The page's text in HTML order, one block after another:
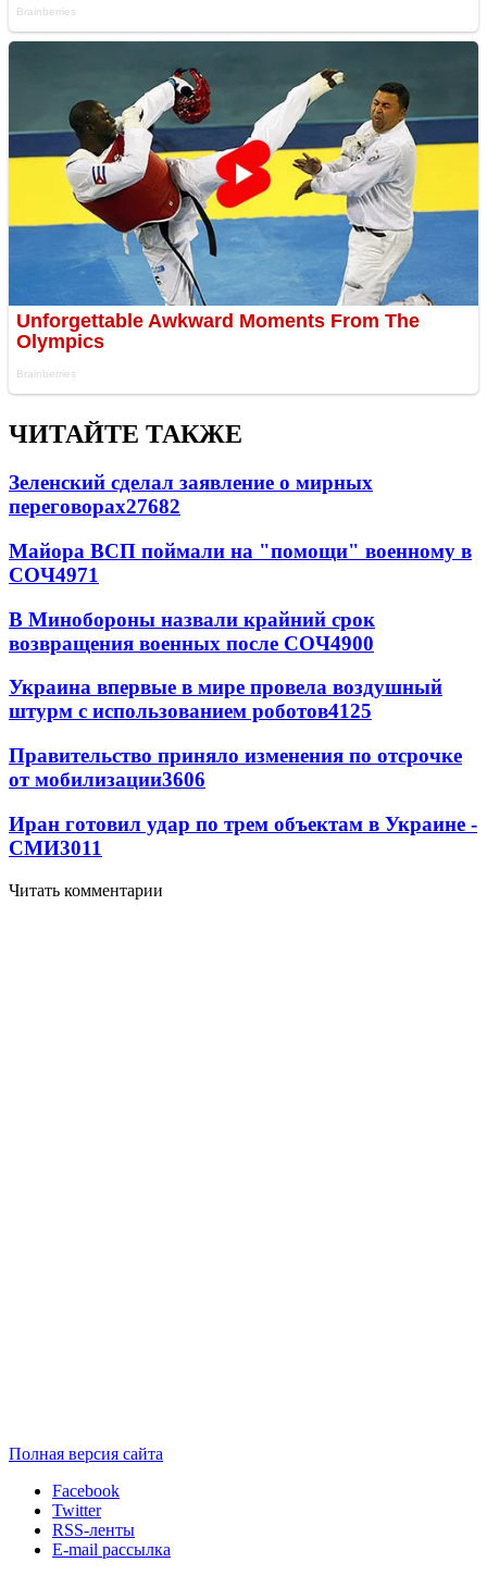
ЧИТАЙТЕ ТАКЖЕ
Зеленский сделал заявление о мирных
переговорах27682
Майора ВСП поймали на "помощи" военному в
СОЧ4971
В Минобороны назвали крайний срок
возвращения военных после СОЧ4900
Украина впервые в мире провела воздушный
штурм с использованием роботов4125
Правительство приняло изменения по отсрочке
от мобилизации3606
Иран готовил удар по трем объектам в Украине -
СМИ3011
Читать комментарии
Полная версия сайта
Facebook
Twitter
RSS-ленты
E-mail рассылка